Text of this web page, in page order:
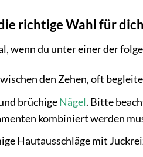
richtige Wahl für
wenn du unter einer der
den Zehen, oft
brüchigeNägel. Bitte
kombiniert werden
Hautausschläge mit